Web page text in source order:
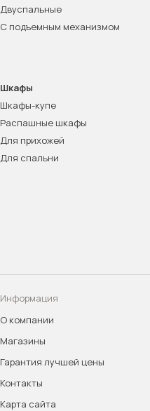
Двуспальные
С подъемным механизмом
Шкафы
Шкафы-купе
Распашные шкафы
Для прихожей
Для спальни
Информация
О компании
Магазины
Гарантия лучшей цены
Контакты
Карта сайта